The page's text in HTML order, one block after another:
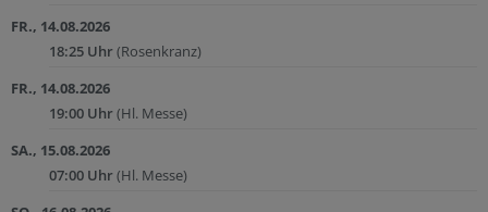
FR., 14.08.2026
18:25 Uhr(Rosenkranz)
FR., 14.08.2026
19:00 Uhr(Hl. Messe)
SA., 15.08.2026
07:00 Uhr(Hl. Messe)